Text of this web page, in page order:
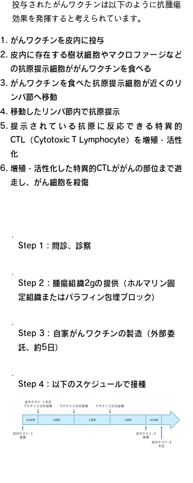
投与されたがんワクチンは以下のように抗腫瘍
効果を発揮すると考えられています。
がんワクチンを皮内に投与
皮内に存在する樹状細胞やマクロファージなど
の抗原提示細胞ががんワクチンを食べる
がんワクチンを食べた抗原提示細胞が近くのリ
ンパ節へ移動
移動したリンパ節内で抗原提示
提示されている抗原に反応できる特異的
CTL（Cytotoxic T Lymphocyte）を増殖・活性
化
増殖・活性化した特異的CTLががんの部位まで遊
走し、がん細胞を殺傷
Step 1：問診、診察
Step 2：腫瘍組織2gの提供（ホルマリン固
定組織またはパラフィン包埋ブロック）
Step 3：自家がんワクチンの製造（外部委
託、約5日）
Step 4：以下のスケジュールで接種